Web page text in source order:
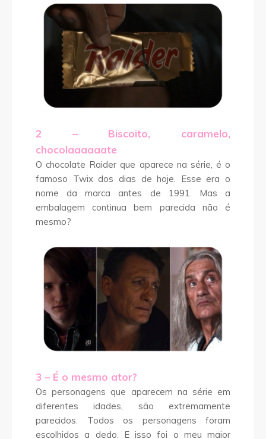
2 – Biscoito, caramelo,
chocolaaaaaate
O chocolate Raider que aparece na série, é o
famoso Twix dos dias de hoje. Esse era o
nome da marca antes de 1991. Mas a
embalagem continua bem parecida não é
mesmo?
3 – É o mesmo ator?
Os personagens que aparecem na série em
diferentes idades, são extremamente
parecidos. Todos os personagens foram
escolhidos a dedo. E isso foi o meu maior